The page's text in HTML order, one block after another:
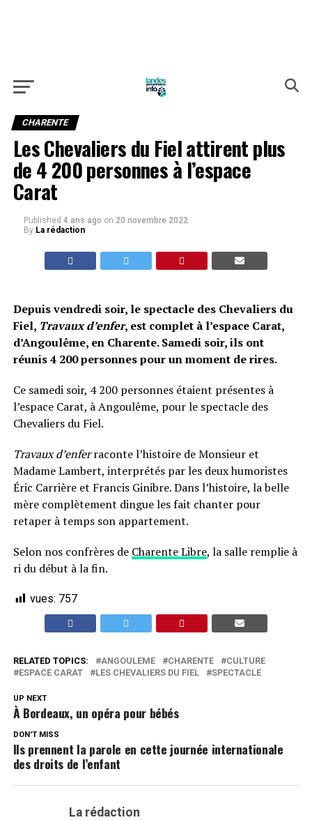
CHARENTE
Les Chevaliers du Fiel attirent plus
de 4 200 personnes à l’espace
Carat
Published 4 ans ago on 20 novembre 2022
By La rédaction
Depuis vendredi soir, le spectacle des Chevaliers du
Fiel, Travaux d’enfer, est complet à l’espace Carat,
d’Angoulême, en Charente. Samedi soir, ils ont
réunis 4 200 personnes pour un moment de rires.
Ce samedi soir, 4 200 personnes étaient présentes à
l’espace Carat, à Angoulême, pour le spectacle des
Chevaliers du Fiel.
Travaux d’enferraconte l’histoire de Monsieur et
Madame Lambert, interprétés par les deux humoristes
Éric Carrière et Francis Ginibre. Dans l’histoire, la belle
mère complètement dingue les fait chanter pour
retaper à temps son appartement.
Selon nos confrères de Charente Libre, la salle remplie à
ri du début à la fin.
vues: 757
RELATED TOPICS: ANGOULEME CHARENTE
CULTURE
ESPACE CARAT
LES CHEVALIERS DU FIEL SPECTACLE
UP NEXT
À Bordeaux, un opéra pour bébés
DON'T MISS
Ils prennent la parole en cette journée internationale
des droits de l’enfant
La rédaction